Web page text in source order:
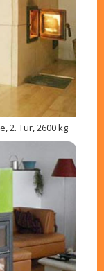
2. Tür, 2600 kg